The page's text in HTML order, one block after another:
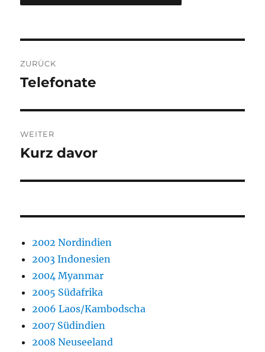
ZURÜCK
Vorheriger
Telefonate
WEITER
Nächster
Kurz davor
2002 Nordindien
2003 Indonesien
2004 Myanmar
2005 Südafrika
2006 Laos/Kambodscha
2007 Südindien
2008 Neuseeland